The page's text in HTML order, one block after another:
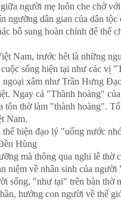
người mẹ luôn che chở
ngưỡng dân gian của dân
bổ sung hoàn chỉnh để thể
Nam, trước hết là những
sống hiện tại như các vị
xâm như Trần Hưng
Ngay cả "Thành hoàng"
tôn thờ làm "thành hoàng".
Nam.
hiện đạo lý "uống nước
Hùng
mà thông qua nghi lễ
niệm về nhân sinh của
sống, "như tại" trên bàn
hướng con người về thế